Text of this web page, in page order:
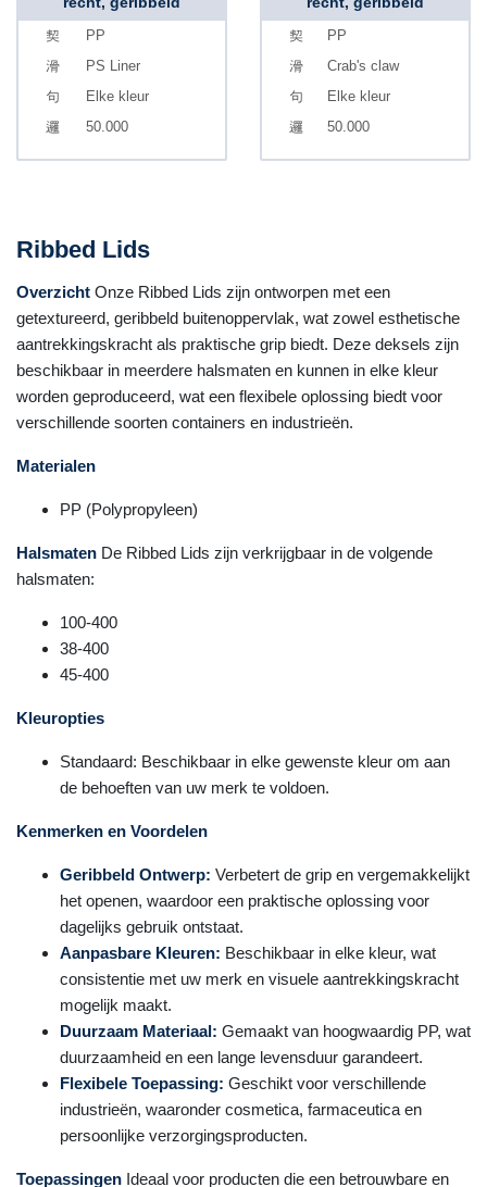
PP
PS Liner
Elke kleur
50.000
PP
Crab's claw
Elke kleur
50.000
Ribbed Lids
Overzicht Onze Ribbed Lids zijn ontworpen met een
getextureerd, geribbeld buitenoppervlak, wat zowel esthetische
aantrekkingskracht als praktische grip biedt. Deze deksels zijn
beschikbaar in meerdere halsmaten en kunnen in elke kleur
worden geproduceerd, wat een flexibele oplossing biedt voor
verschillende soorten containers en industrieën.
Materialen
PP (Polypropyleen)
Halsmaten De Ribbed Lids zijn verkrijgbaar in de volgende
halsmaten:
100-400
38-400
45-400
Kleuropties
Standaard: Beschikbaar in elke gewenste kleur om aan
de behoeften van uw merk te voldoen.
Kenmerken en Voordelen
Geribbeld Ontwerp: Verbetert de grip en vergemakkelijkt
het openen, waardoor een praktische oplossing voor
dagelijks gebruik ontstaat.
Aanpasbare Kleuren: Beschikbaar in elke kleur, wat
consistentie met uw merk en visuele aantrekkingskracht
mogelijk maakt.
Duurzaam Materiaal: Gemaakt van hoogwaardig PP, wat
duurzaamheid en een lange levensduur garandeert.
Flexibele Toepassing: Geschikt voor verschillende
industrieën, waaronder cosmetica, farmaceutica en
persoonlijke verzorgingsproducten.
Toepassingen Ideaal voor producten die een betrouwbare en